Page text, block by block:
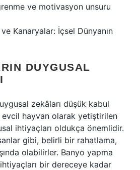
ve motivasyon unsuru
Kanaryalar: İçsel Dünyanın
DUYGUSAL
zekâları düşük kabul
hayvan olarak yetiştirilen
ihtiyaçları oldukça önemlidir.
gibi, belirli bir rahatlama,
olabilirler. Banyo yapma
bir dereceye kadar